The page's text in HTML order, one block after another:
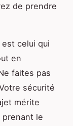
de prendre
est celui qui
en
faites pas
sécurité
mérite
prenant le